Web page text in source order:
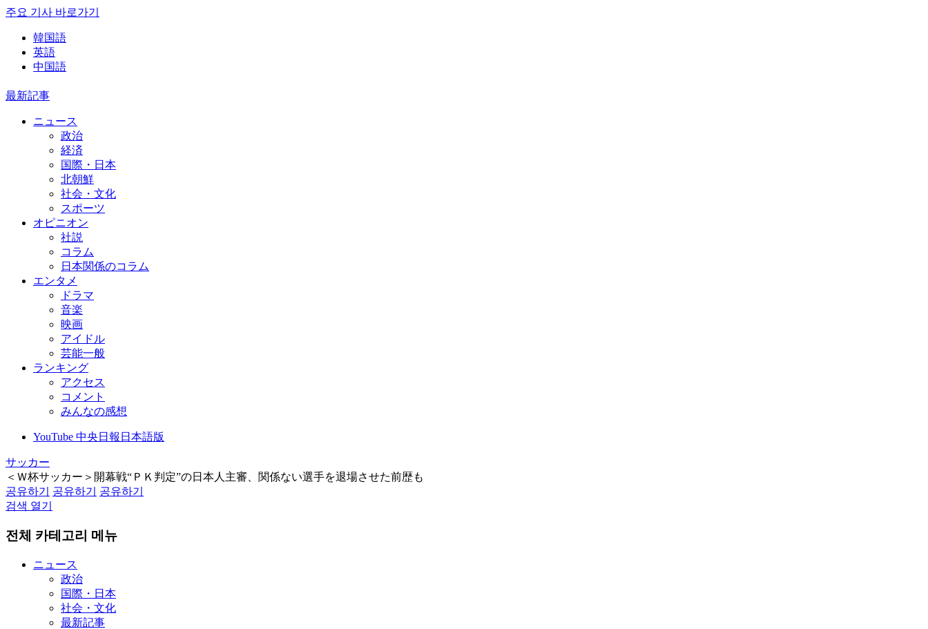
주요 기사 바로가기
韓国語
英語
中国語
最新記事
ニュース
政治
経済
国際・日本
北朝鮮
社会・文化
スポーツ
オピニオン
社説
コラム
日本関係のコラム
エンタメ
ドラマ
音楽
映画
アイドル
芸能一般
ランキング
アクセス
コメント
みんなの感想
YouTube 中央日報日本語版
サッカー
＜Ｗ杯サッカー＞開幕戦“ＰＫ判定”の日本人主審、関係ない選手を退場させた前歴も
공유하기
공유하기
공유하기
검색 열기
전체 카테고리 메뉴
ニュース
政治
国際・日本
社会・文化
最新記事